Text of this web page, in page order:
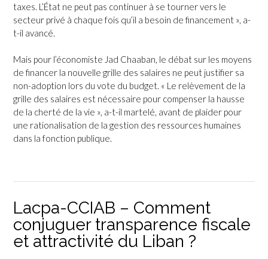
taxes. L’État ne peut pas continuer à se tourner vers le
secteur privé à chaque fois qu’il a besoin de financement », a-
t-il avancé.
Mais pour l’économiste Jad Chaaban, le débat sur les moyens
de financer la nouvelle grille des salaires ne peut justifier sa
non-adoption lors du vote du budget. « Le relèvement de la
grille des salaires est nécessaire pour compenser la hausse
de la cherté de la vie », a-t-il martelé, avant de plaider pour
une rationalisation de la gestion des ressources humaines
dans la fonction publique.
Lacpa-CCIAB – Comment
conjuguer transparence fiscale
et attractivité du Liban ?